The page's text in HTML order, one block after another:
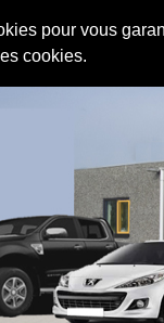
pour vous
cookies.
DE MAISON